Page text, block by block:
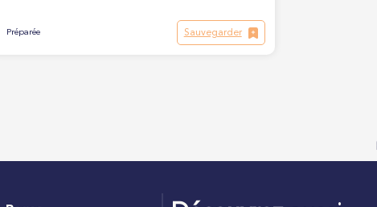
Préparée Sauvegarder